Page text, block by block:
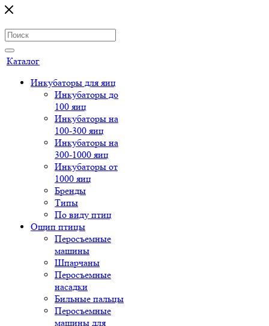
Каталог
Инкубаторы для яиц
Инкубаторы до
100 яиц
Инкубаторы на
100-300 яиц
Инкубаторы на
300-1000 яиц
Инкубаторы от
1000 яиц
Бренды
Типы
По виду птиц
Ощип птицы
Перосъемные
машины
Шпарчаны
Перосъемные
насадки
Бильные пальцы
Перосъемные
машины для